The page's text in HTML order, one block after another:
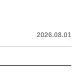
2026.08.01